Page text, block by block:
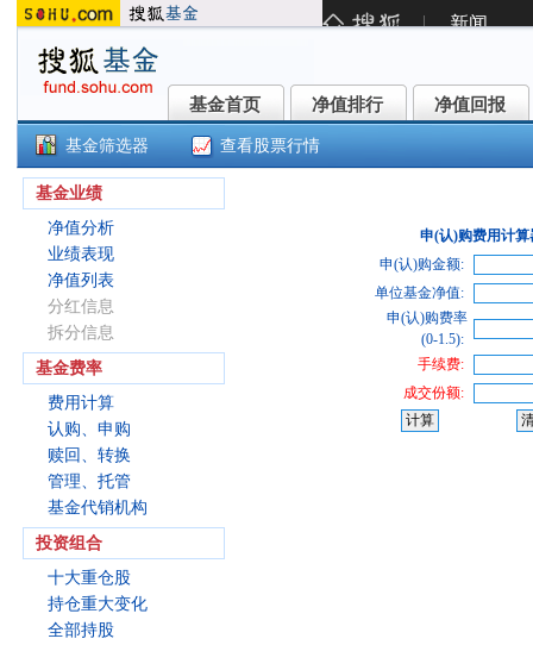
基金首页
基金首页 净值排行
净值排行 净值回报
净值回报
基金筛选器 查看股票行情
基金业绩
净值分析
业绩表现
净值列表
分红信息
拆分信息
基金费率
费用计算
认购、申购
赎回、转换
管理、托管
基金代销机构
投资组合
十大重仓股
持仓重大变化
全部持股
申(认)购费用计算
申(认)购金额:
单位基金净值:
申(认)购费率
(0-1.5):
手续费:
成交份额: